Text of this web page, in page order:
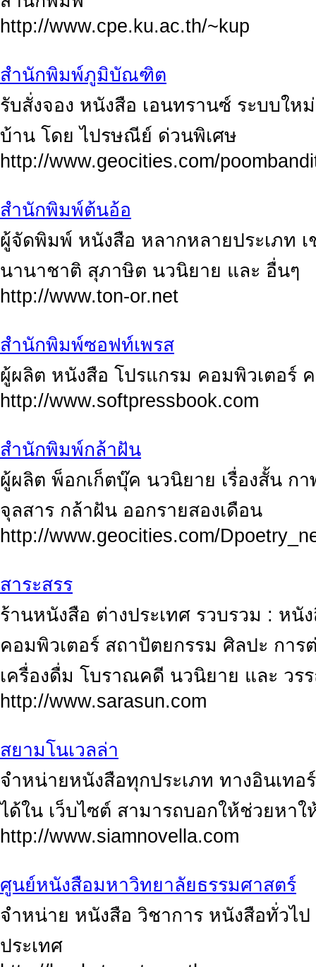
http://www.cpe.ku.ac.th/~kup
สำนักพิมพ์ภูมิบัณฑิต
รับสั่งจอง หนังสือ เอนทรานซ์ ระบบให
บ้าน โดย ไปรษณีย์ ด่วนพิเศษ
http://www.geocities.com/
สำนักพิมพ์ต้นอ้อ
ผู้จัดพิมพ์ หนังสือ หลากหลายประเภท
นานาชาติ สุภาษิต นวนิยาย และ อื่นๆ
http://www.ton-or.net
สำนักพิมพ์ซอฟท์เพรส
ผู้ผลิต หนังสือ โปรแกรม คอมพิวเตอร์
http://www.softpressbook.com
สำนักพิมพ์กล้าฝัน
ผู้ผลิต พ็อกเก็ตบุ๊ค นวนิยาย เรื่องสั้น ก
จุลสาร กล้าฝัน ออกรายสองเดือน
http://www.geocities.com/
สาระสรร
ร้านหนังสือ ต่างประเทศ รวบรวม : หนั
คอมพิวเตอร์ สถาปัตยกรรม ศิลปะ กา
เครื่องดื่ม โบราณคดี นวนิยาย และ วร
http://www.sarasun.com
สยามโนเวลล่า
จำหน่ายหนังสือทุกประเภท ทางอินเท
ได้ใน เว็บไซต์ สามารถบอกให้ช่วยหาใ
http://www.siamnovella.com
ศูนย์หนังสือมหาวิทยาลัยธรรมศาสตร์
จำหน่าย หนังสือ วิชาการ หนังสือทั่วไ
ประเทศ